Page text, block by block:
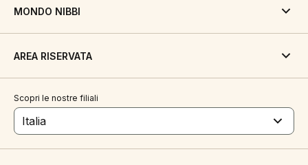
MONDO NIBBI
AREA RISERVATA
Scopri le nostre filiali
Italia